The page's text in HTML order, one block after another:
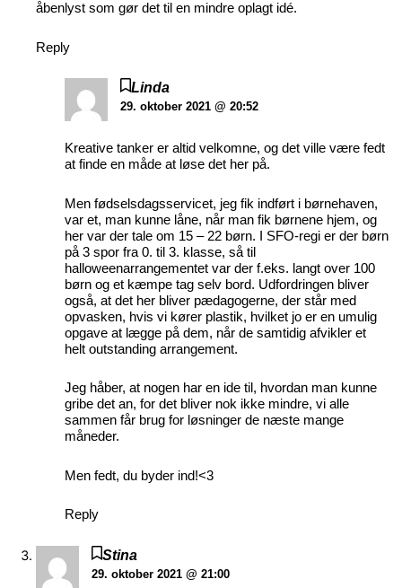
åbenlyst som gør det til en mindre oplagt idé.
Reply
Linda
29. oktober 2021 @ 20:52
Kreative tanker er altid velkomne, og det ville være fedt
at finde en måde at løse det her på.
Men fødselsdagsservicet, jeg fik indført i børnehaven,
var et, man kunne låne, når man fik børnene hjem, og
her var der tale om 15 – 22 børn. I SFO-regi er der børn
på 3 spor fra 0. til 3. klasse, så til
halloweenarrangementet var der f.eks. langt over 100
børn og et kæmpe tag selv bord. Udfordringen bliver
også, at det her bliver pædagogerne, der står med
opvasken, hvis vi kører plastik, hvilket jo er en umulig
opgave at lægge på dem, når de samtidig afvikler et
helt outstanding arrangement.
Jeg håber, at nogen har en ide til, hvordan man kunne
gribe det an, for det bliver nok ikke mindre, vi alle
sammen får brug for løsninger de næste mange
måneder.
Men fedt, du byder ind!<3
Reply
Stina
29. oktober 2021 @ 21:00